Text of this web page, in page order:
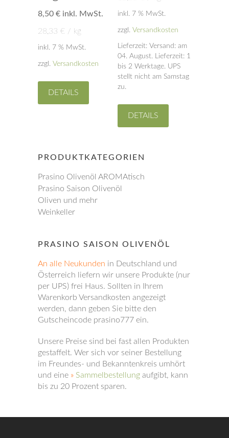
8,50 € inkl. MwSt.
28,33 € / kg
inkl. 7 % MwSt.
zzgl. Versandkosten
DETAILS
inkl. 7 % MwSt.
zzgl. Versandkosten
Lieferzeit: Versand: am
04. August. Lieferzeit: 1
bis 2 Werktage. UPS
stellt nicht am Samstag
zu.
DETAILS
PRODUKTKATEGORIEN
Prasino Olivenöl AROMAtisch
Prasino Saison Olivenöl
Oliven und mehr
Weinkeller
PRASINO SAISON OLIVENÖL
An alle Neukunden in Deutschland und
Österreich liefern wir unsere Produkte (nur
per UPS) frei Haus. Sollten in Ihrem
Warenkorb Versandkosten angezeigt
werden, dann geben Sie bitte den
Gutscheincode prasino777 ein.
Unsere Preise sind bei fast allen Produkten
gestaffelt. Wer sich vor seiner Bestellung
im Freundes- und Bekanntenkreis umhört
und eine » Sammelbestellung aufgibt, kann
bis zu 20 Prozent sparen.